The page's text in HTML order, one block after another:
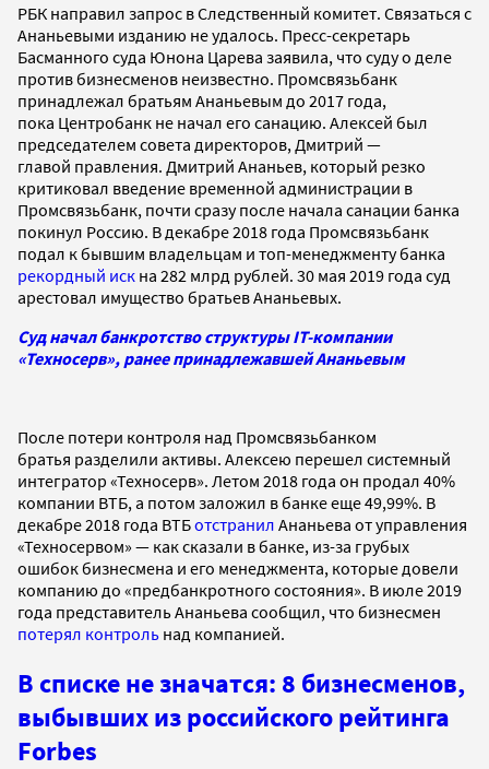
РБК направил запрос в Следственный комитет. Связаться с
Ананьевыми изданию не удалось. Пресс-секретарь
Басманного суда Юнона Царева заявила, что суду о деле
против бизнесменов неизвестно. Промсвязьбанк
принадлежал братьям Ананьевым до 2017 года,
пока Центробанк не начал его санацию. Алексей был
председателем совета директоров, Дмитрий —
главой правления. Дмитрий Ананьев, который резко
критиковал введение временной администрации в
Промсвязьбанк, почти сразу после начала санации банка
покинул Россию. В декабре 2018 года Промсвязьбанк
подал к бывшим владельцам и топ-менеджменту банка
рекордный иск на 282 млрд рублей. 30 мая 2019 года суд
арестовал имущество братьев Ананьевых.
Суд начал банкротство структуры IT-компании
«Техносерв», ранее принадлежавшей Ананьевым
После потери контроля над Промсвязьбанком
братья разделили активы. Алексею перешел системный
интегратор «Техносерв». Летом 2018 года он продал 40%
компании ВТБ, а потом заложил в банке еще 49,99%. В
декабре 2018 года ВТБотстранил Ананьева от управления
«Техносервом» — как сказали в банке, из-за грубых
ошибок бизнесмена и его менеджмента, которые довели
компанию до «предбанкротного состояния». В июле 2019
года представитель Ананьева сообщил, что бизнесмен
потерял контроль над компанией.
В списке не значатся: 8 бизнесменов,
выбывших из российского рейтинга
Forbes